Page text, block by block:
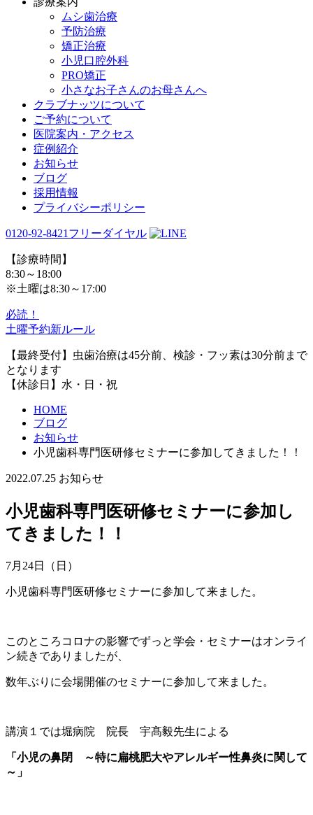
ムシ歯治療
予防治療
矯正治療
小児口腔外科
PRO矯正
小さなお子さんのお母さんへ
クラブナッツについて
ご予約について
医院案内・アクセス
症例紹介
お知らせ
ブログ
採用情報
プライバシーポリシー
0120-92-8421 フリーダイヤル
【診療時間】
8:30～18:00
※土曜は8:30～17:00
必読！
土曜予約新ルール
【最終受付】虫歯治療は45分前、検診・フッ素は30分前まで
となります
【休診日】水・日・祝
HOME
ブログ
お知らせ
小児歯科専門医研修セミナーに参加してきました！！
2022.07.25 お知らせ
小児歯科専門医研修セミナーに参加し
てきました！！
7月24日（日）
小児歯科専門医研修セミナーに参加して来ました。
このところコロナの影響でずっと学会・セミナーはオンライ
ン続きでありましたが、
数年ぶりに会場開催のセミナーに参加して来ました。
講演１では堀病院 院長 宇髙毅先生による
「小児の鼻閉 ～特に扁桃肥大やアレルギー性鼻炎に関して
～」